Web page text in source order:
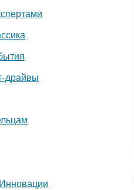
драйвы